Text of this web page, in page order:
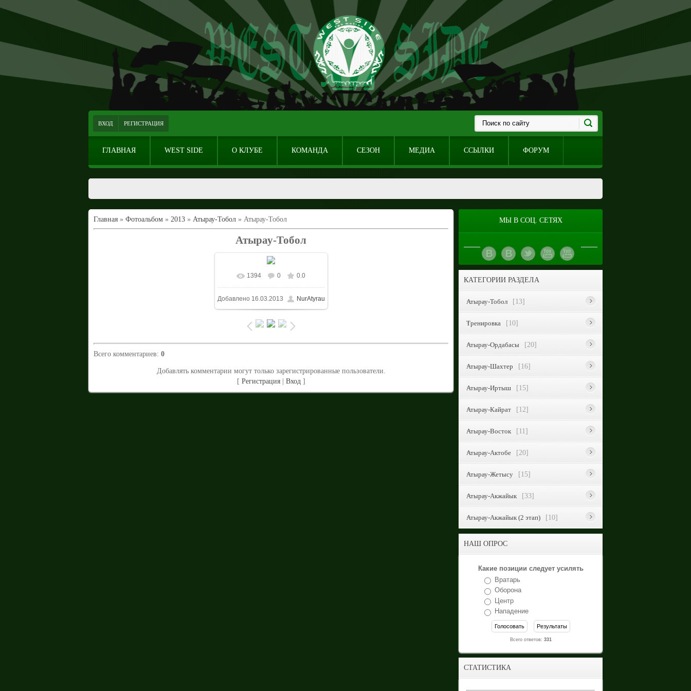
ВХОД РЕГИСТРАЦИЯ
ГЛАВНАЯ WEST SIDE О КЛУБЕ КОМАНДА СЕЗОН МЕДИА ССЫЛКИ ФОРУМ
Главная » Фотоальбом » 2013 » Атырау-Тобол » Атырау-Тобол
Атырау-Тобол
В реальном размере
1500x1000/ 449.6Kb
1394 0 0.0
Добавлено 16.03.2013 NurAtyrau
Всего комментариев: 0
Добавлять комментарии могут только зарегистрированные пользователи.
[ Регистрация| Вход]
МЫ В СОЦ. СЕТЯХ
КАТЕГОРИИ РАЗДЕЛА
Атырау-Тобол [13]
Тренировка [10]
Атырау-Ордабасы [20]
Атырау-Шахтер [16]
Атырау-Иртыш [15]
Атырау-Кайрат [12]
Атырау-Восток [11]
Атырау-Актобе [20]
Атырау-Жетысу [15]
Атырау-Акжайык [33]
Атырау-Акжайык (2 этап) [10]
НАШ ОПРОС
Какие позиции следует усилять
Вратарь
Оборона
Центр
Нападение
Всего ответов: 331
СТАТИСТИКА